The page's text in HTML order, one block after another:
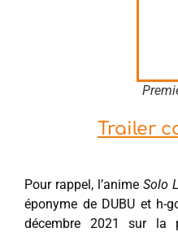
Trailer
Pour rappel, l’anime Solo
éponyme de DUBU et h-
décembre 2021 sur la